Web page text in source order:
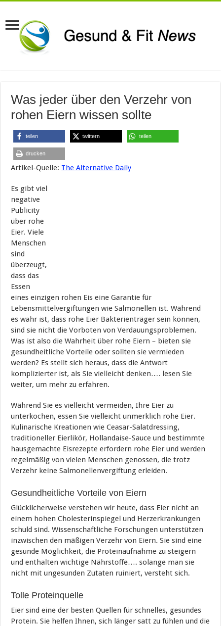
Was jeder über den Verzehr von
rohen Eiern wissen sollte
teilen twittern teilen
drucken
Artikel-Quelle: The Alternative Daily
Es gibt viel
negative
Publicity
über rohe
Eier. Viele
Menschen
sind
überzeugt,
dass das
Essen
eines einzigen rohen Eis eine Garantie für
Lebensmittelvergiftungen wie Salmonellen ist. Während
es wahr ist, dass rohe Eier Bakterienträger sein können,
sind sie nicht die Vorboten von Verdauungsproblemen.
Was ist also die Wahrheit über rohe Eiern – bieten sie
gesundheitliche Vorteile oder sollten sie vermieden
werden? Es stellt sich heraus, dass die Antwort
komplizierter ist, als Sie vielleicht denken…. lesen Sie
weiter, um mehr zu erfahren.
Während Sie es vielleicht vermeiden, Ihre Eier zu
unterkochen, essen Sie vielleicht unmerklich rohe Eier.
Kulinarische Kreationen wie Ceasar-Salatdressing,
traditioneller Eierlikör, Hollandaise-Sauce und bestimmte
hausgemachte Eisrezepte erfordern rohe Eier und werden
regelmäßig von vielen Menschen genossen, die trotz
Verzehr keine Salmonellenvergiftung erleiden.
Gesundheitliche Vorteile von Eiern
Glücklicherweise verstehen wir heute, dass Eier nicht an
einem hohen Cholesterinspiegel und Herzerkrankungen
schuld sind. Wissenschaftliche Forschungen unterstützen
inzwischen den mäßigen Verzehr von Eiern. Sie sind eine
gesunde Möglichkeit, die Proteinaufnahme zu steigern
und enthalten wichtige Nährstoffe…. solange man sie
nicht mit ungesunden Zutaten ruiniert, versteht sich.
Tolle Proteinquelle
Eier sind eine der besten Quellen für schnelles, gesundes
Protein. Sie helfen Ihnen, sich länger satt zu fühlen und die